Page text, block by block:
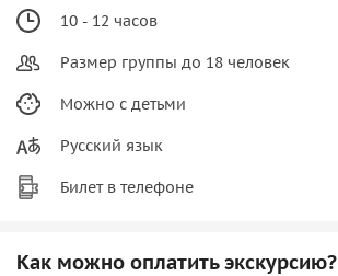
10 - 12 часов
Размер группы до 18 человек
Можно с детьми
Русский язык
Билет в телефоне
Как можно оплатить экскурсию?